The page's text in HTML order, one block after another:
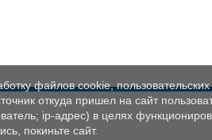
файлов cookie,
откуда пришел на сайт
ip-адрес) в целях
покиньте сайт.